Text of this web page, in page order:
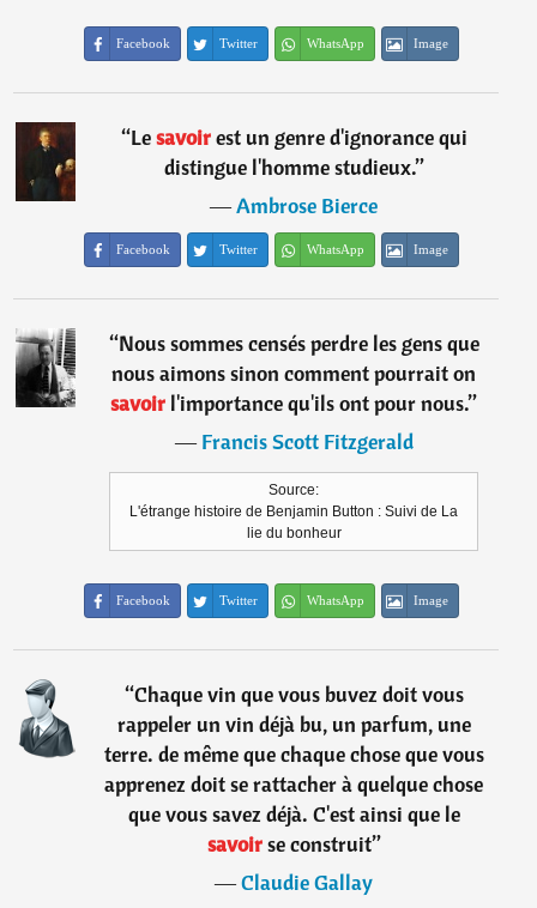
Facebook Twitter WhatsApp Image
“Lesavoirest un genre d'ignorance qui
distingue l'homme studieux.”
―Ambrose Bierce
Facebook Twitter WhatsApp Image
“Nous sommes censés perdre les gens que
nous aimons sinon comment pourrait on
savoir l'importance qu'ils ont pour nous.”
―Francis Scott Fitzgerald
Source:
L'étrange histoire de Benjamin Button : Suivi de La
lie du bonheur
Facebook Twitter WhatsApp Image
“Chaque vin que vous buvez doit vous
rappeler un vin déjà bu, un parfum, une
terre. de même que chaque chose que vous
apprenez doit se rattacher à quelque chose
que vous savez déjà. C'est ainsi que le
savoirse construit”
―Claudie Gallay